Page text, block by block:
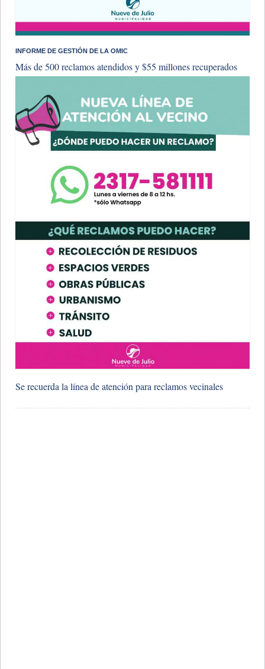
INFORME DE GESTIÓN DE LA OMIC
Más de 500 reclamos atendidos y $55 millones recuperados
Se recuerda la línea de atención para reclamos vecinales